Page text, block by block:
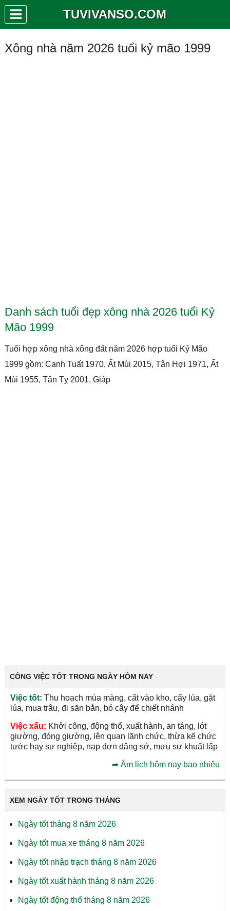
TUVIVANSO.COM
Xông nhà năm 2026 tuổi kỷ mão 1999
Danh sách tuổi đẹp xông nhà 2026 tuổi Kỷ
Mão 1999
Tuổi hợp xông nhà xông đất năm 2026 hợp tuổi Kỷ Mão
1999 gồm: Canh Tuất 1970, Ất Mùi 2015, Tân Hợi 1971, Ất
Mùi 1955, Tân Tỵ 2001, Giáp
CÔNG VIỆC TỐT TRONG NGÀY HÔM NAY
Việc tốt: Thu hoạch mùa màng, cất vào kho, cấy lúa, gặt
lúa, mua trâu, đi săn bắn, bó cây để chiết nhánh
Việc xấu: Khởi công, động thổ, xuất hành, an táng, lót
giường, đóng giường, lên quan lãnh chức, thừa kế chức
tước hay sự nghiệp, nạp đơn dâng sớ, mưu sự khuất lấp
➦Âm lịch hôm nay bao nhiêu
XEM NGÀY TỐT TRONG THÁNG
Ngày tốt tháng 8 năm 2026
Ngày tốt mua xe tháng 8 năm 2026
Ngày tốt nhập trạch tháng 8 năm 2026
Ngày tốt xuất hành tháng 8 năm 2026
Ngày tốt động thổ tháng 8 năm 2026